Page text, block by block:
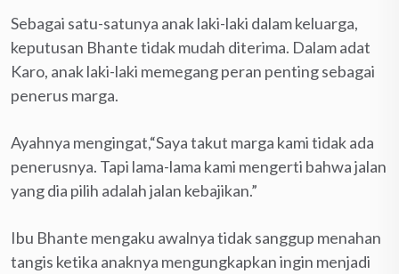
Sebagai satu-satunya anak laki-laki dalam keluarga,
keputusan Bhante tidak mudah diterima. Dalam adat
Karo, anak laki-laki memegang peran penting sebagai
penerus marga.
Ayahnya mengingat,“Saya takut marga kami tidak ada
penerusnya. Tapi lama-lama kami mengerti bahwa jalan
yang dia pilih adalah jalan kebajikan.”
Ibu Bhante mengaku awalnya tidak sanggup menahan
tangis ketika anaknya mengungkapkan ingin menjadi